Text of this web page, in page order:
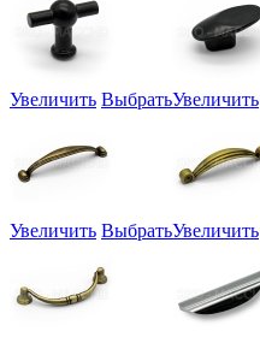
Увеличить ВыбратьУвеличить
Увеличить ВыбратьУвеличить